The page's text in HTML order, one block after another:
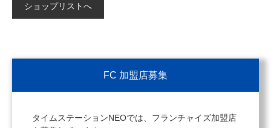
ショップリストへ
FC 加盟店募集
タイムステーションNEOでは、フランチャイズ加盟店